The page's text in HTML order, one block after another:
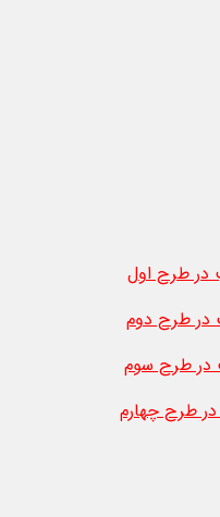
در طرح اول
در طرح دوم
در طرح سوم
طرح چهارم